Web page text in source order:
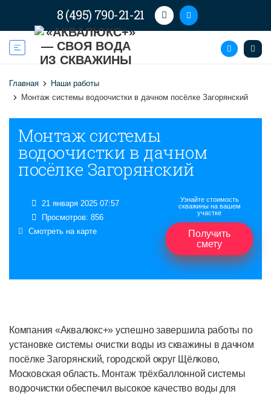
8 (495) 790-21-21
Главная
Наши работы
Монтаж системы водоочистки в дачном посёлке Загорянский
Монтаж системы
водоочистки в дачном
посёлке Загорянский
21 января 2025 07:57
Просмотров: 856
Смотреть на карте
Узнайте стоимость
скважины на вашем
участке
Получить
смету
Компания «Аквалюкс+» успешно завершила работы по
установке системы очистки воды из скважины в дачном
посёлке Загорянский, городской округ Щёлково,
Московская область. Монтаж трёхбаллонной системы
водоочистки обеспечил высокое качество воды для